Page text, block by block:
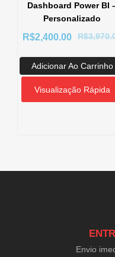
Dashboard Power BI
Personalizado
R$
R$2,400.00
Adicionar Ao Carrinho
Visualização Rápida
Envio